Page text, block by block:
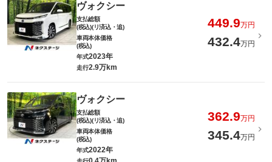
ヴォクシー
支払総額
(税込)(リ済込・追)
449.9万円
車両本体価格
(税込)
432.4万円
年式2023年
走行2.9万km
ヴォクシー
支払総額
(税込)(リ済込・追)
362.9万円
車両本体価格
(税込)
345.4万円
年式2022年